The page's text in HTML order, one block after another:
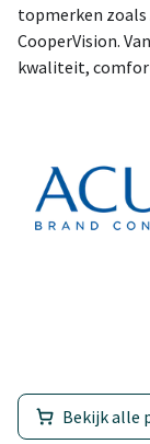
topmerken zoals
CooperVision.
kwaliteit,
Bekijk alle